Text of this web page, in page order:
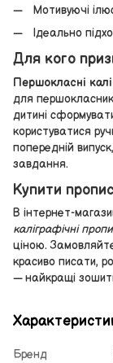
Мотивуючі
Ідеально
Для кого
Першокласні
для
дитині
користуватися
попередній
завдання.
Купити
В інтернет-
каліграфічні
ціною.
красиво писати,
— найкращі
Бренд